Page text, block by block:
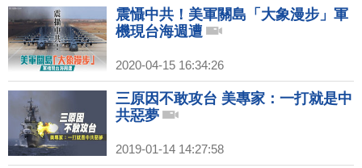
震懾中共！美軍關島「大象漫步」軍
機現台海週遭
2020-04-15 16:34:26
三原因不敢攻台 美專家：一打就是中
共惡夢
2019-01-14 14:27:58